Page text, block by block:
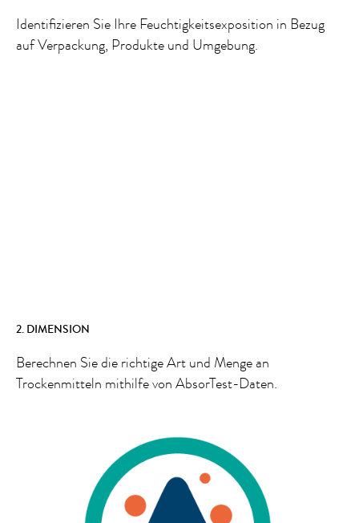
Identifizieren Sie Ihre Feuchtigkeitsexposition in Bezug
auf Verpackung, Produkte und Umgebung.
2. DIMENSION
Berechnen Sie die richtige Art und Menge an
Trockenmitteln mithilfe von AbsorTest-Daten.